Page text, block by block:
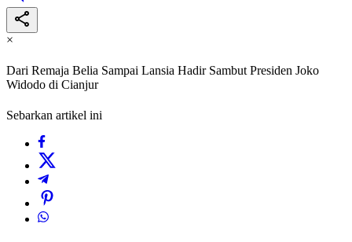
×
Dari Remaja Belia Sampai Lansia Hadir Sambut Presiden Joko
Widodo di Cianjur
Sebarkan artikel ini